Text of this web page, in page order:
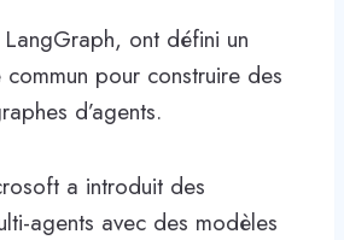
ont défini un
pour construire des
d’agents.
a introduit des
agents avec des modèles